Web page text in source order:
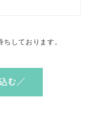
しております。